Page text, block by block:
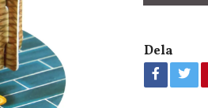
Dela